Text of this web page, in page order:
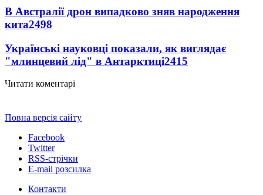
В Австралії дрон випадково зняв народження
кита2498
Українські науковці показали, як виглядає
"млинцевий лід" в Антарктиці2415
Читати коментарі
Повна версія сайту
Facebook
Twitter
RSS-стрічки
E-mail розсилка
Контакти